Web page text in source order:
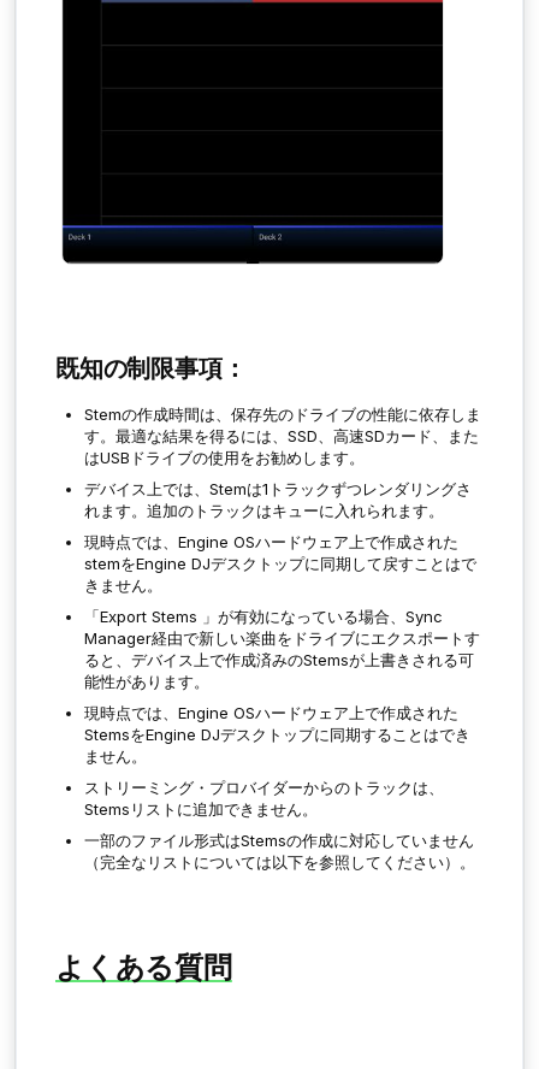
既知の制限事項：
Stemの作成時間は、保存先のドライブの性能に依存しま
す。最適な結果を得るには、SSD、高速SDカード、また
はUSBドライブの使用をお勧めします。
デバイス上では、Stemは1トラックずつレンダリングさ
れます。追加のトラックはキューに入れられます。
現時点では、Engine OSハードウェア上で作成された
stemをEngine DJデスクトップに同期して戻すことはで
きません。
「Export Stems 」が有効になっている場合、Sync
Manager経由で新しい楽曲をドライブにエクスポートす
ると、デバイス上で作成済みのStemsが上書きされる可
能性があります。
現時点では、Engine OSハードウェア上で作成された
StemsをEngine DJデスクトップに同期することはでき
ません。
ストリーミング・プロバイダーからのトラックは、
Stemsリストに追加できません。
一部のファイル形式はStemsの作成に対応していません
（完全なリストについては以下を参照してください）。
よくある質問